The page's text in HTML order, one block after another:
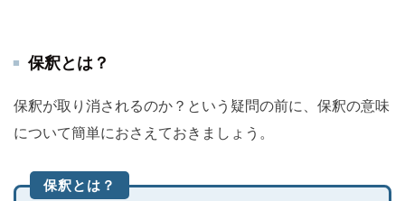
保釈とは？
保釈が取り消されるのか？という疑問の前に、保釈の意味
について簡単におさえておきましょう。
保釈とは？